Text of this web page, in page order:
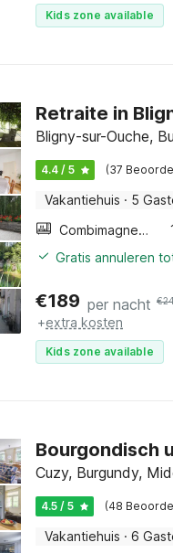
Kids zone available
Retraite in
Bligny-sur-Ouche,
4.4 / 5 (37
Vakantiehuis · 5
Combimagnetron
Gratis annuleren
€189 per nacht €
+extra kosten
Kids zone available
Bourgondisch
Cuzy, Burgundy,
4.5 / 5 (48
Vakantiehuis · 6